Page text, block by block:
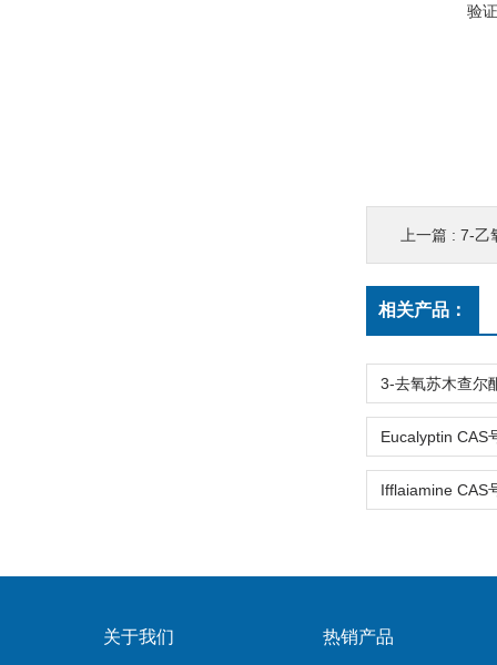
验
上一篇 : 7-乙
相关产品：
关于我们 热销产品